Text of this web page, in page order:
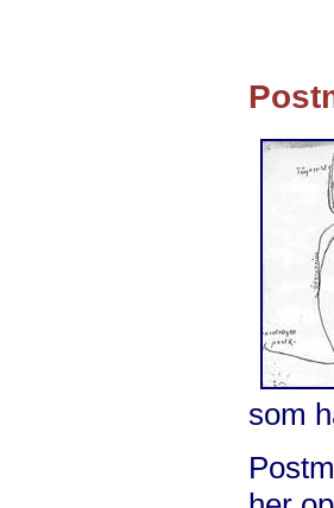
som